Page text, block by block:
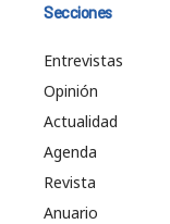
Secciones
Entrevistas
Opinión
Actualidad
Agenda
Revista
Anuario